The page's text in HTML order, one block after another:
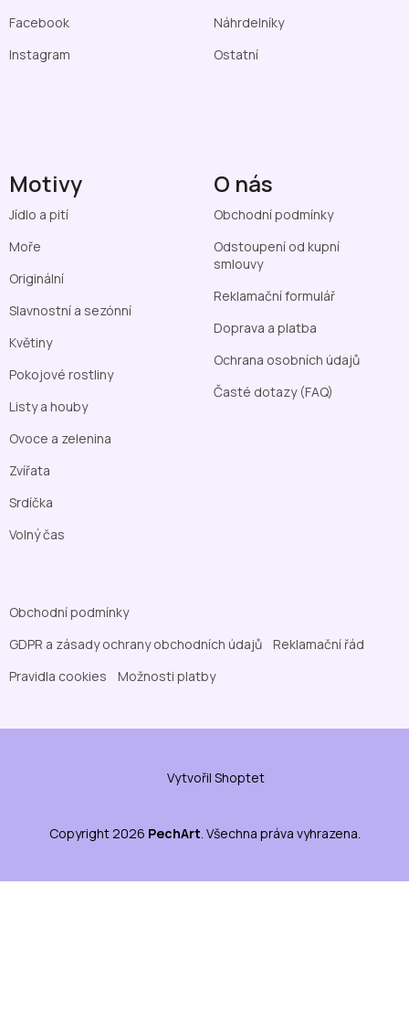
Facebook
Instagram
Náhrdelníky
Ostatní
Motivy
Jídlo a pití
Moře
Originální
Slavnostní a sezónní
Květiny
Pokojové rostliny
Listy a houby
Ovoce a zelenina
Zvířata
Srdíčka
Volný čas
O nás
Obchodní podmínky
Odstoupení od kupní
smlouvy
Reklamační formulář
Doprava a platba
Ochrana osobních údajů
Časté dotazy (FAQ)
Obchodní podmínky
GDPR a zásady ochrany obchodních údajů
Reklamační řád
Pravidla cookies
Možnosti platby
Vytvořil Shoptet
Copyright 2026 PechArt . Všechna práva vyhrazena.